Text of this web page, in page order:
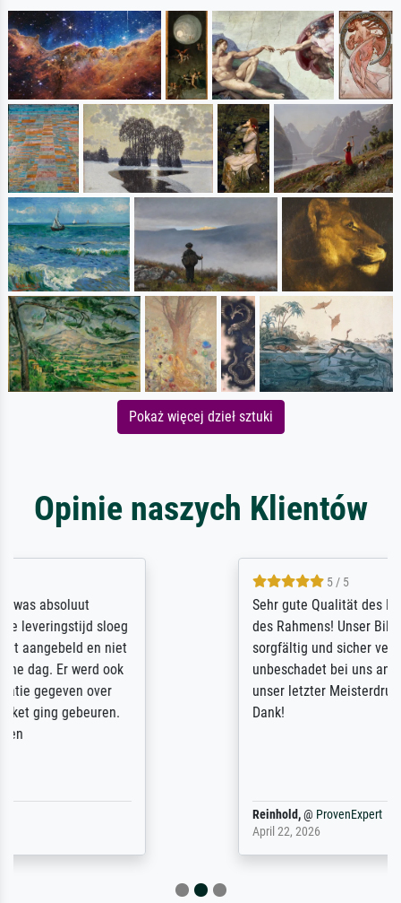
Pokaż więcej dzieł sztuki
Opinie naszych Klientów
Sehr gute Qualität des Leinwanddrucks und
des Rahmens! Unser Bild wurde sehr
sorgfältig und sicher verpackt, so dass es
unbeschadet bei uns ankam. Es wird nicht
unser letzter Meisterdruck sein. Vielen
Dank!